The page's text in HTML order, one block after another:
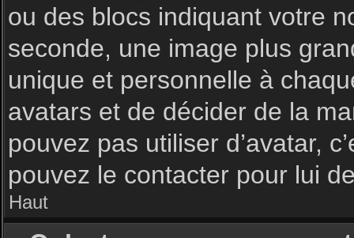
ou des blocs indiquant votre
seconde, une image plus
unique et personnelle à
avatars et de décider de la
pouvez pas utiliser d’avatar,
pouvez le contacter pour lui
Haut